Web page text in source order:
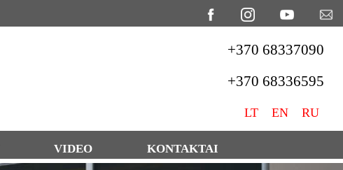
+370 68337090
+370 68336595
LT EN RU
VIDEO KONTAKTAI